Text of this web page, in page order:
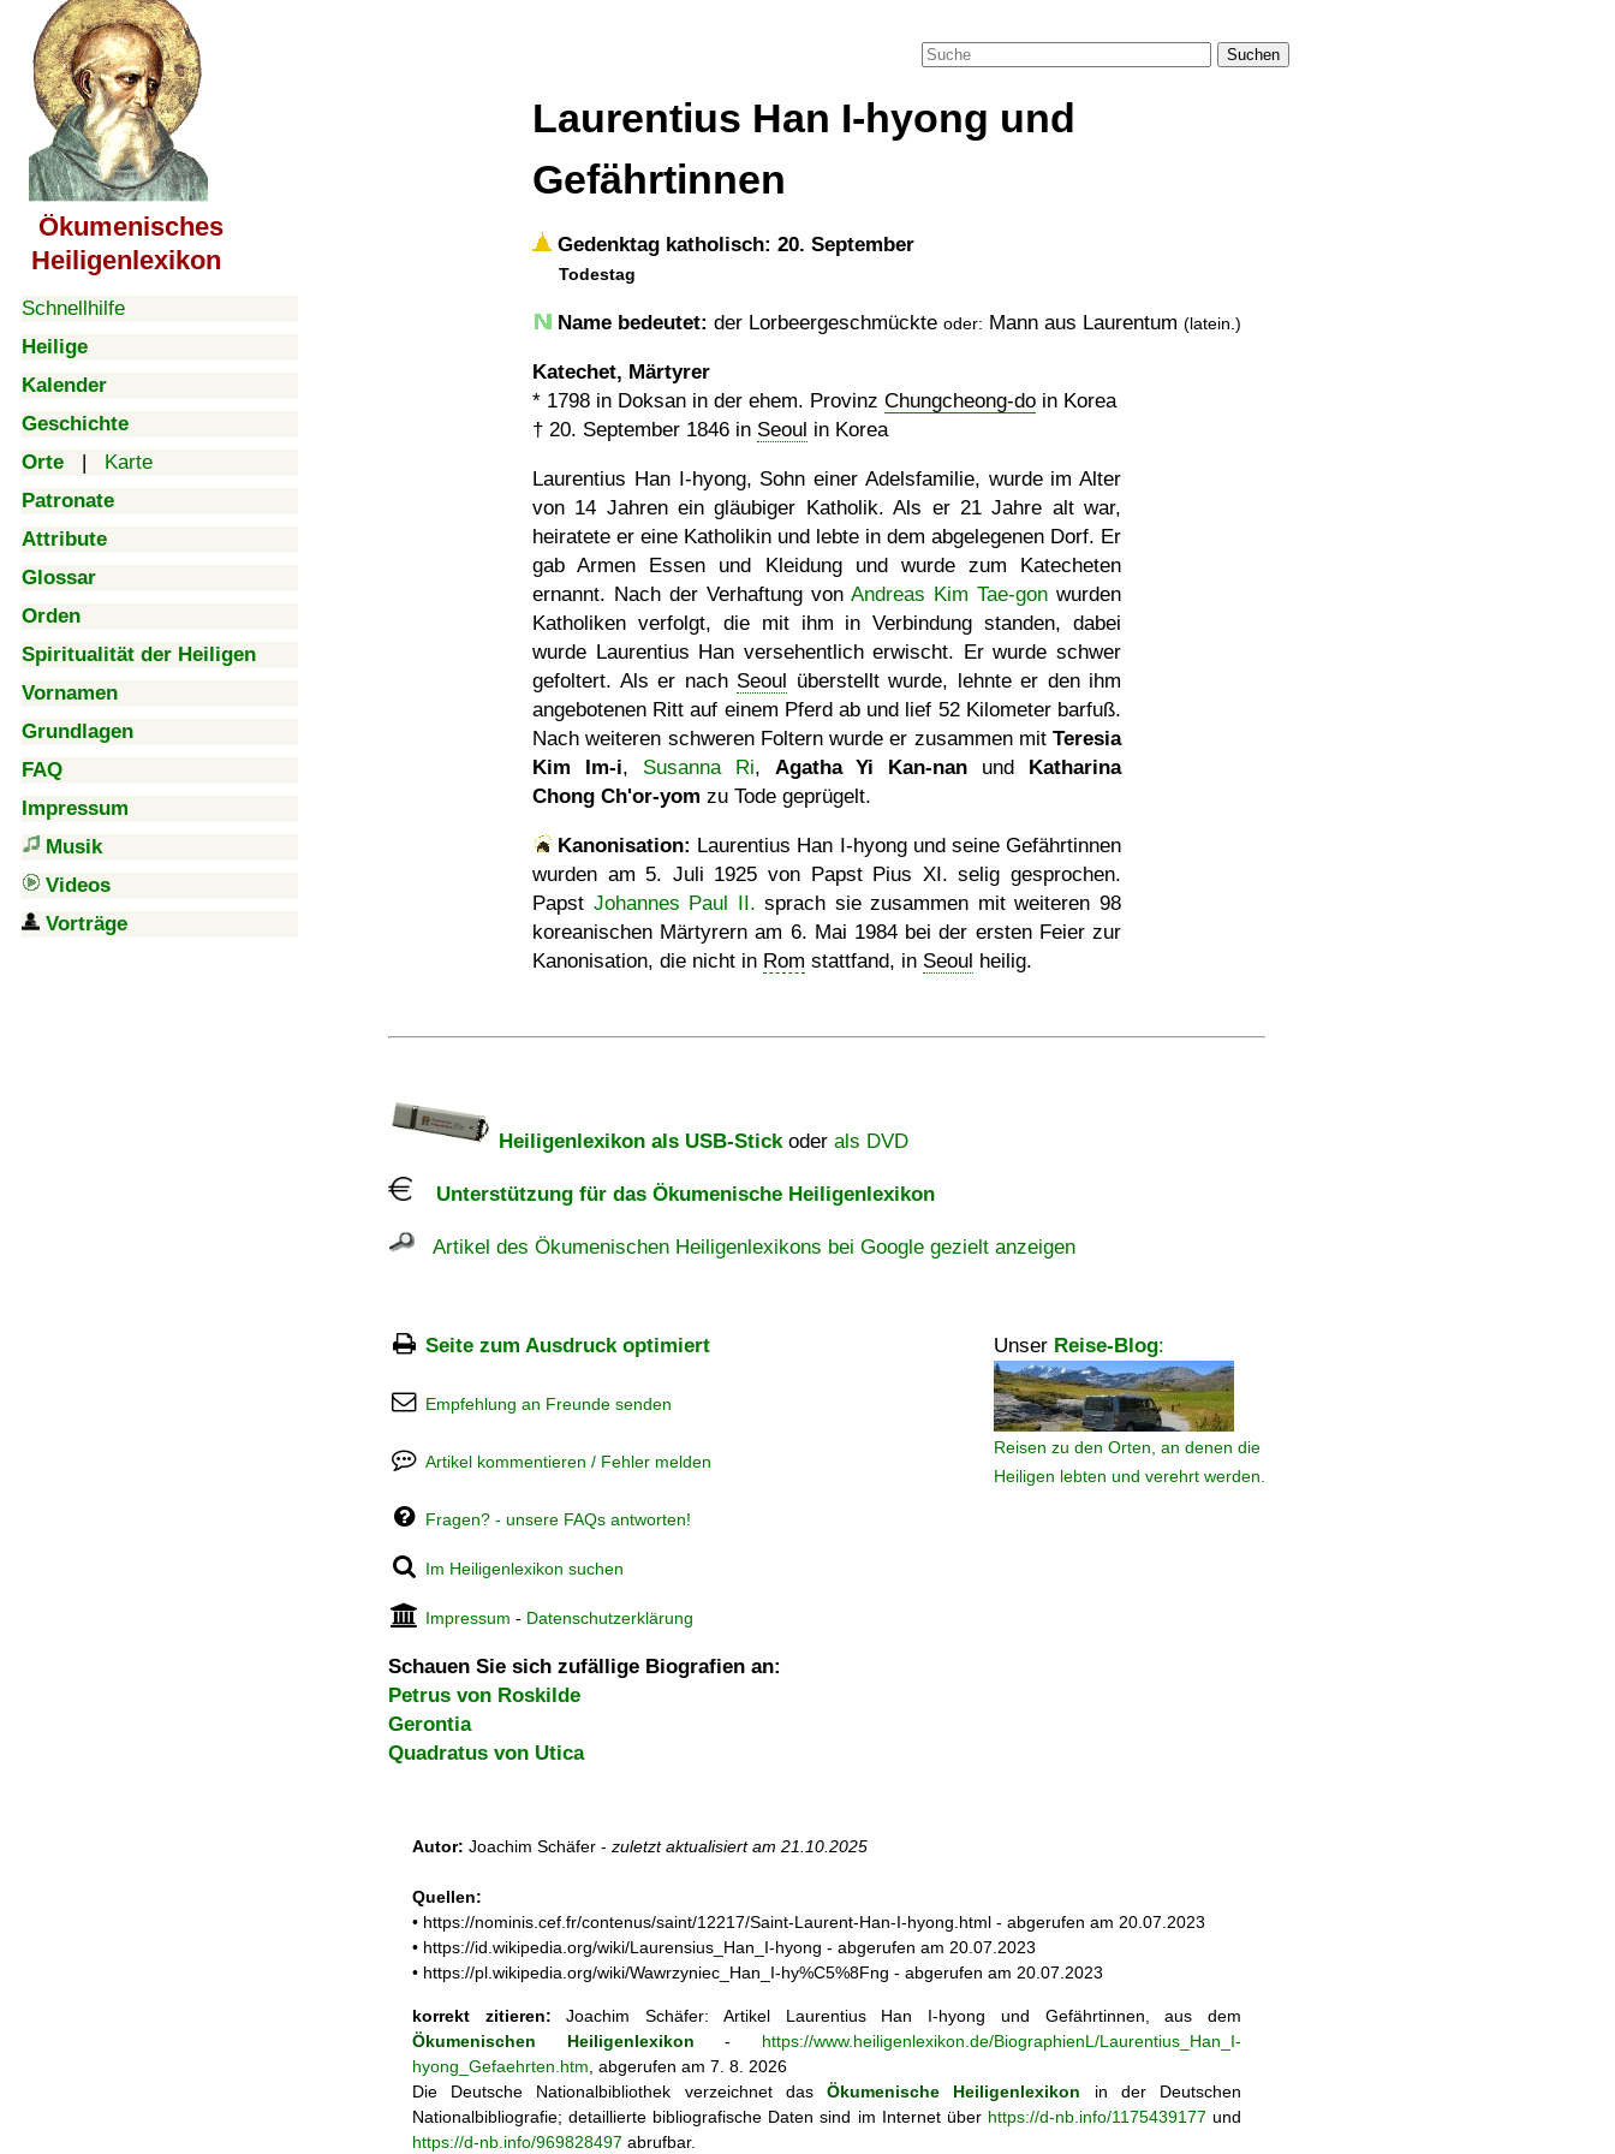
Ökumenisches
Heiligenlexikon
Schnellhilfe
Heilige
Kalender
Geschichte
Orte | Karte
Patronate
Attribute
Glossar
Orden
Spiritualität der Heiligen
Vornamen
Grundlagen
FAQ
Impressum
Musik
Videos
Vorträge
Suchen
Laurentius Han I-hyong und
Gefährtinnen
Gedenktag katholisch: 20. September
Todestag
Name bedeutet: der Lorbeergeschmückte oder: Mann aus Laurentum (latein.)
Katechet, Märtyrer
* 1798 in Doksan in der ehem. Provinz Chungcheong-do in Korea
† 20. September 1846 in Seoul in Korea
Laurentius Han I-hyong, Sohn einer Adelsfamilie, wurde im Alter
von 14 Jahren ein gläubiger Katholik. Als er 21 Jahre alt war,
heiratete er eine Katholikin und lebte in dem abgelegenen Dorf. Er
gab Armen Essen und Kleidung und wurde zum Katecheten
ernannt. Nach der Verhaftung von Andreas Kim Tae-gon wurden
Katholiken verfolgt, die mit ihm in Verbindung standen, dabei
wurde Laurentius Han versehentlich erwischt. Er wurde schwer
gefoltert. Als er nach Seoul überstellt wurde, lehnte er den ihm
angebotenen Ritt auf einem Pferd ab und lief 52 Kilometer barfuß.
Nach weiteren schweren Foltern wurde er zusammen mit Teresia
Kim Im-i, Susanna Ri, Agatha Yi Kan-nan und Katharina
Chong Ch'or-yom zu Tode geprügelt.
Kanonisation: Laurentius Han I-hyong und seine Gefährtinnen
wurden am 5. Juli 1925 von Papst Pius XI. selig gesprochen.
Papst Johannes Paul II. sprach sie zusammen mit weiteren 98
koreanischen Märtyrern am 6. Mai 1984 bei der ersten Feier zur
Kanonisation, die nicht in Rom stattfand, in Seoul heilig.
Heiligenlexikon als USB-Stickoder als DVD
Unterstützung für das Ökumenische Heiligenlexikon
Artikel des Ökumenischen Heiligenlexikons bei Google gezielt anzeigen
Seite zum Ausdruck optimiert Unser Reise-Blog:
Reisen zu den Orten, an denen die
Heiligen lebten und verehrt werden.
Empfehlung an Freunde senden
Artikel kommentieren / Fehler melden
Fragen? - unsere FAQs antworten!
Im Heiligenlexikon suchen
Impressum - Datenschutzerklärung
Schauen Sie sich zufällige Biografien an:
Petrus von Roskilde
Gerontia
Quadratus von Utica
Autor: Joachim Schäfer - zuletzt aktualisiert am 21.10.2025
Quellen:
• https://nominis.cef.fr/contenus/saint/12217/Saint-Laurent-Han-I-hyong.html - abgerufen am 20.07.2023
• https://id.wikipedia.org/wiki/Laurensius_Han_I-hyong - abgerufen am 20.07.2023
• https://pl.wikipedia.org/wiki/Wawrzyniec_Han_I-hy%C5%8Fng - abgerufen am 20.07.2023
korrekt zitieren: Joachim Schäfer: Artikel Laurentius Han I-hyong und Gefährtinnen, aus dem
Ökumenischen Heiligenlexikon - https://www.heiligenlexikon.de/BiographienL/Laurentius_Han_I-
hyong_Gefaehrten.htm , abgerufen am 7. 8. 2026
Die Deutsche Nationalbibliothek verzeichnet dasÖkumenische Heiligenlexikon in der Deutschen
Nationalbibliografie; detaillierte bibliografische Daten sind im Internet über https://d-nb.info/1175439177 und
https://d-nb.info/969828497 abrufbar.